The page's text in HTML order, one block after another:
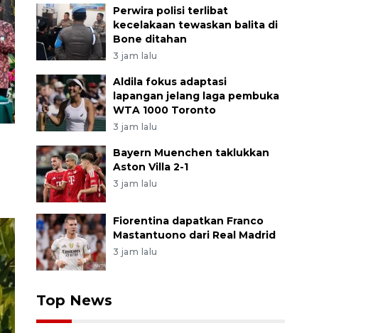
Perwira polisi terlibat
kecelakaan tewaskan balita di
Bone ditahan
3 jam lalu
Aldila fokus adaptasi
lapangan jelang laga pembuka
WTA 1000 Toronto
3 jam lalu
Bayern Muenchen taklukkan
Aston Villa 2-1
3 jam lalu
Fiorentina dapatkan Franco
Mastantuono dari Real Madrid
3 jam lalu
Top News